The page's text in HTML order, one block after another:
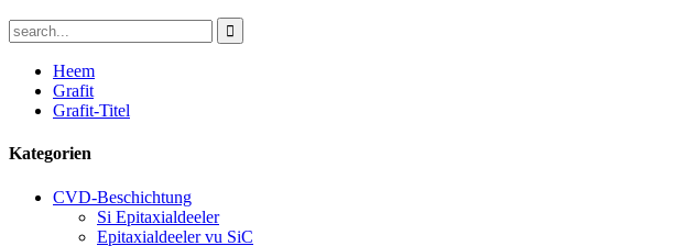
Heem
Grafit
Grafit-Titel
Kategorien
CVD-Beschichtung
Si Epitaxialdeeler
Epitaxialdeeler vu SiC